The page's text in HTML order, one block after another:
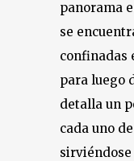
panorama
se
confinadas
para luego
detalla un
cada uno